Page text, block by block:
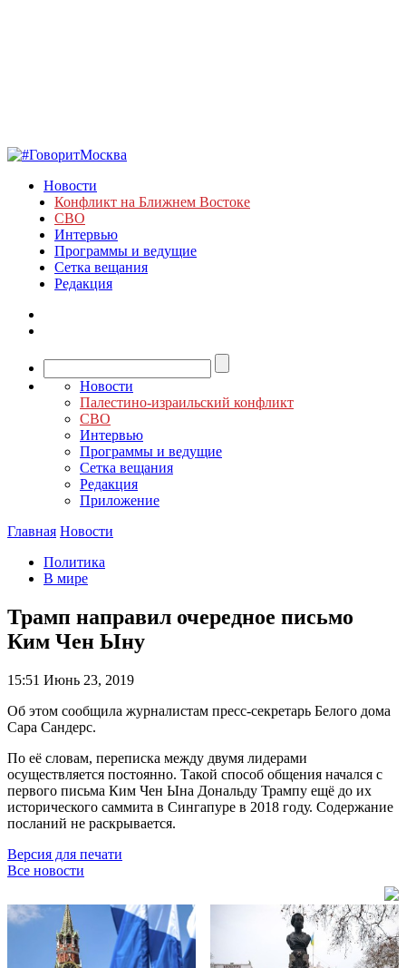
Новости
Конфликт на Ближнем Востоке
СВО
Интервью
Программы и ведущие
Сетка вещания
Редакция
Новости
Палестино-израильский конфликт
СВО
Интервью
Программы и ведущие
Сетка вещания
Редакция
Приложение
Главная Новости
Политика
В мире
Трамп направил очередное письмо
Ким Чен Ыну
15:51 Июнь 23, 2019
Об этом сообщила журналистам пресс-секретарь Белого дома
Сара Сандерс.
По её словам, переписка между двумя лидерами
осуществляется постоянно. Такой способ общения начался с
первого письма Ким Чен Ына Дональду Трампу ещё до их
исторического саммита в Сингапуре в 2018 году. Содержание
посланий не раскрывается.
Версия для печати
Все новости